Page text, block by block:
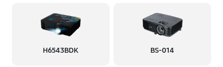
H6543BDK BS-014